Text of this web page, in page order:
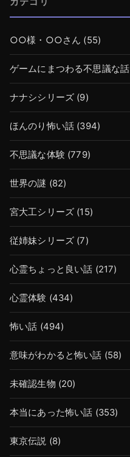
○○様・○○さん (55)
ゲームにまつわる不思議な話
ナナシシリーズ (9)
ほんのり怖い話 (394)
不思議な体験 (779)
世界の謎 (82)
宮大工シリーズ (15)
従姉妹シリーズ (7)
心霊ちょっと良い話 (217)
心霊体験 (434)
怖い話 (494)
意味がわかると怖い話 (58)
未確認生物 (20)
本当にあった怖い話 (353)
東京伝説 (8)